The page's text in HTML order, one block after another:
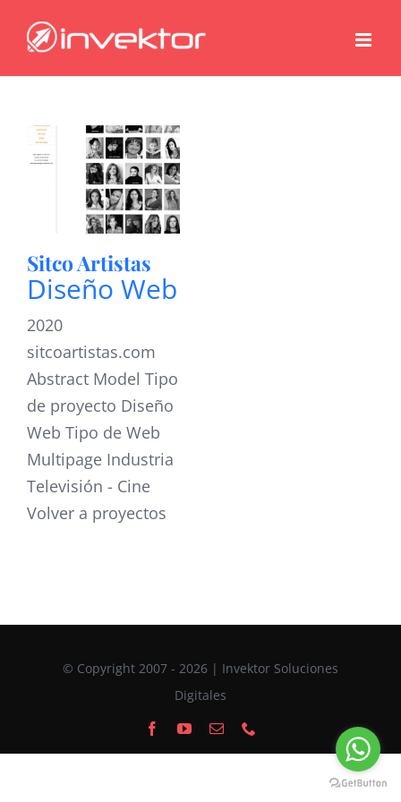
Sitco
Artistas
Sitco Artistas
Diseño Web
2020
sitcoartistas.com
Abstract Model Tipo
de proyecto Diseño
Web Tipo de Web
Multipage Industria
Televisión - Cine
Volver a proyectos
© Copyright 2007 - 2026 | Invektor Soluciones
Digitales